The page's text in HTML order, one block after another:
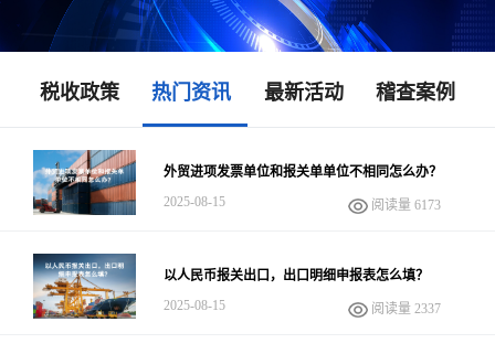
税收政策 热门资讯 最新活动 稽查案例
外贸进项发票单位和报关单单位不相同怎么办？
2025-08-15
阅读量 6173
以人民币报关出口，出口明细申报表怎么填？
2025-08-15
阅读量 2337